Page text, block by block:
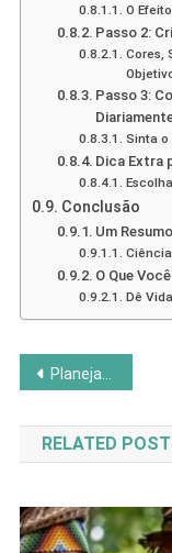
O
Passo 2:
Cores,
Passo 3:
Sinta o
Dica Extra
Conclusão
Um
O Que
Dê
Navegação
de
Post
Planejamento Intencional: Crie Semanas que Inspiram
RELATED